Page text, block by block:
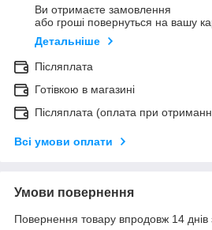
Ви отримаєте замовлення
або гроші повернуться на вашу
Детальніше
Післяплата
Готівкою в магазині
Післяплата (оплата при
Всі умови оплати
Умови повернення
Повернення товару впродовж 14 днів